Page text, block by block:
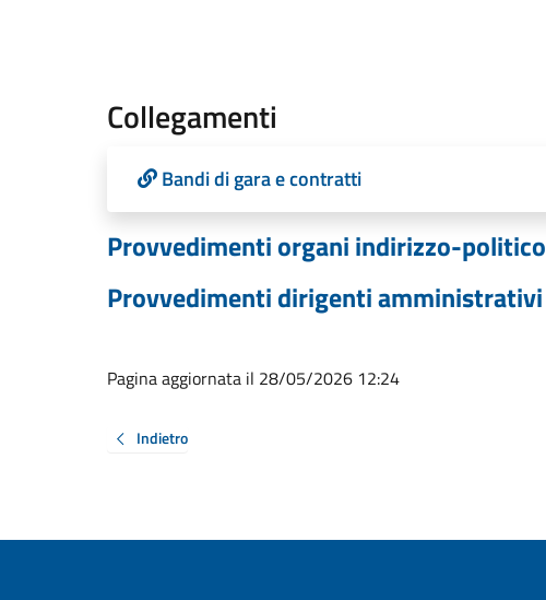
Collegamenti
Bandi di gara e contratti
Provvedimenti organi indirizzo-politico
Provvedimenti dirigenti amministrativi
Pagina aggiornata il 28/05/2026 12:24
Indietro